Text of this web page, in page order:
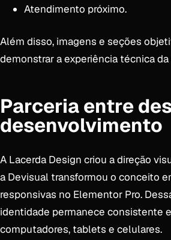
Atendimento próximo.
Além disso, imagens e seções
demonstrar a experiência técnica da
Parceria entre
desenvolvimento
A Lacerda Design criou a direção
a Devisual transformou o conceito
responsivas no Elementor Pro.
identidade permanece consistente
computadores, tablets e celulares.